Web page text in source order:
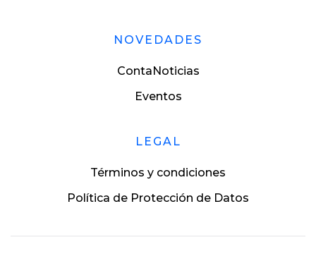
NOVEDADES
ContaNoticias
Eventos
LEGAL
Términos y condiciones
Política de Protección de Datos